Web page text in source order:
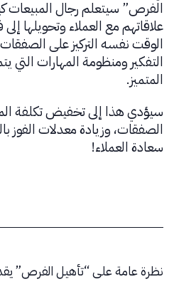
الفرص” سيتعلم رجال
علاقاتهم مع العملاء وتحويلها
الوقت نفسه التركيز على
التفكير ومنظومة المهارات التي
المتميز.
سيؤدي هذا إلى تخفيض تكلفة
الصفقات، وزيادة معدلات الفوز
سعادة العملاء!
نظرة عامة على “تأهيل الفرص”